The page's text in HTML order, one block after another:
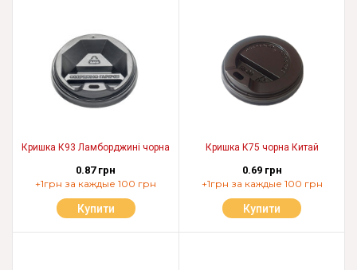
Кришка К93 Ламборджині чорна
0.87 грн
+1грн за каждые 100 грн
Купити
Кришка К75 чорна Китай
0.69 грн
+1грн за каждые 100 грн
Купити